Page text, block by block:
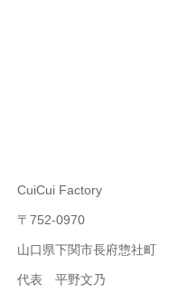
CuiCui Factory
〒752-0970
山口県下関市長府惣社町
代表 平野文乃